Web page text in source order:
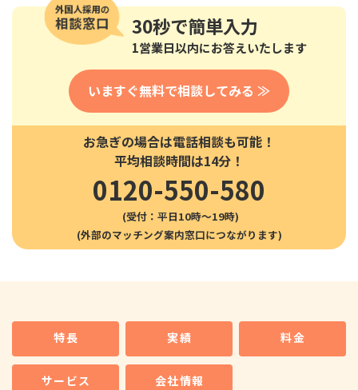
30秒で簡単入力
1営業日以内にお答えいたします
いますぐ無料で相談してみる ≫
お急ぎの場合は電話相談も可能！
平均相談時間は14分！
0120-550-580
(受付：平日10時〜19時)
特長 実績 料金
サービス 会社情報